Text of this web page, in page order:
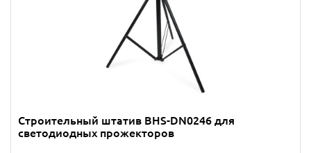
Строительный штатив BHS-DN0246 для
светодиодных прожекторов